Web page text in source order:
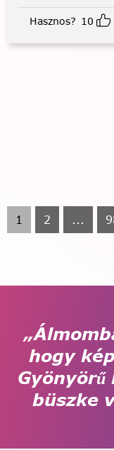
Hasznos? 10
1 2 ...
hogy
büszke